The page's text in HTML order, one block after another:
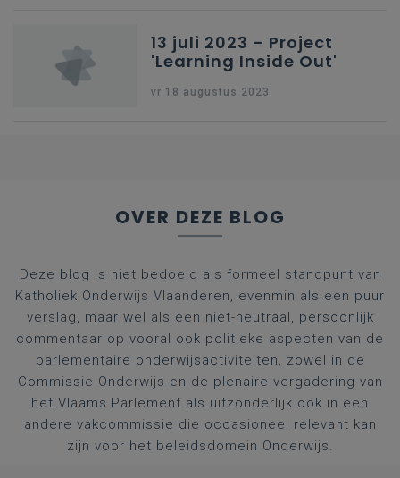
13 juli 2023 – Project
'Learning Inside Out'
vr 18 augustus 2023
OVER DEZE BLOG
Deze blog is niet bedoeld als formeel standpunt van
Katholiek Onderwijs Vlaanderen, evenmin als een puur
verslag, maar wel als een niet-neutraal, persoonlijk
commentaar op vooral ook politieke aspecten van de
parlementaire onderwijsactiviteiten, zowel in de
Commissie Onderwijs en de plenaire vergadering van
het Vlaams Parlement als uitzonderlijk ook in een
andere vakcommissie die occasioneel relevant kan
zijn voor het beleidsdomein Onderwijs.